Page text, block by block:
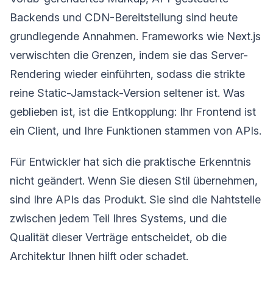
Backends und CDN-Bereitstellung sind heute
grundlegende Annahmen. Frameworks wie Next.js
verwischten die Grenzen, indem sie das Server-
Rendering wieder einführten, sodass die strikte
reine Static-Jamstack-Version seltener ist. Was
geblieben ist, ist die Entkopplung: Ihr Frontend ist
ein Client, und Ihre Funktionen stammen von APIs.
Für Entwickler hat sich die praktische Erkenntnis
nicht geändert. Wenn Sie diesen Stil übernehmen,
sind Ihre APIs das Produkt. Sie sind die Nahtstelle
zwischen jedem Teil Ihres Systems, und die
Qualität dieser Verträge entscheidet, ob die
Architektur Ihnen hilft oder schadet.